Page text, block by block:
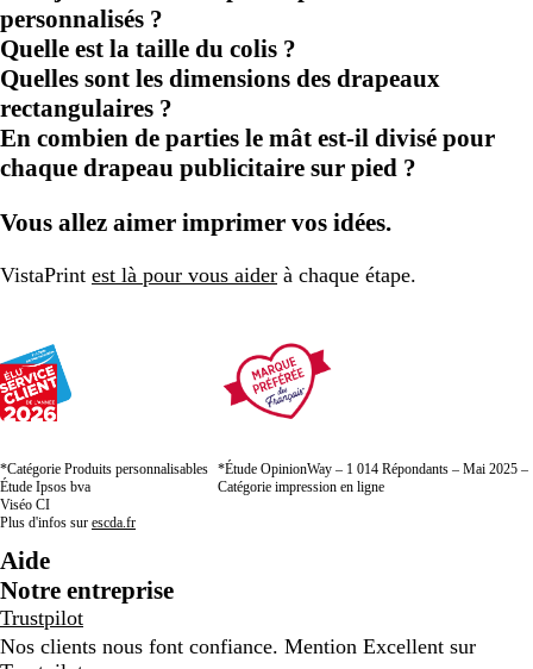
personnalisés ?
Quelle est la taille du colis ?
Quelles sont les dimensions des drapeaux
rectangulaires ?
En combien de parties le mât est-il divisé pour
chaque drapeau publicitaire sur pied ?
Vous allez aimer imprimer vos idées.
VistaPrint est là pour vous aider à chaque étape.
*Catégorie Produits personnalisables
Étude Ipsos bva
Viséo CI
Plus d'infos sur escda.fr
*Étude OpinionWay – 1 014 Répondants – Mai 2025 –
Catégorie impression en ligne
Aide
Notre entreprise
Trustpilot
Nos clients nous font confiance. Mention Excellent sur